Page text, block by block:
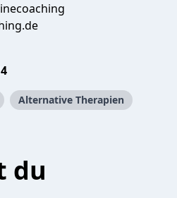
Alternative Therapien
du